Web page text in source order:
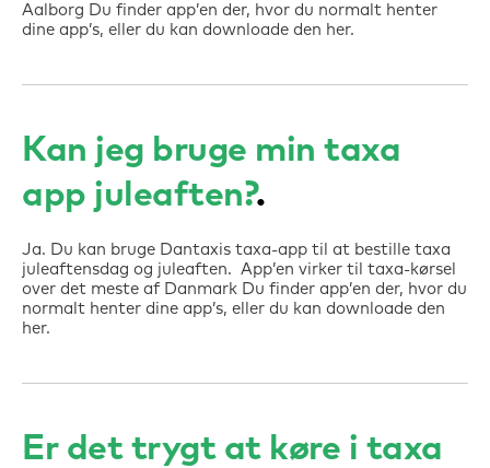
Aalborg Du finder app’en der, hvor du normalt henter
dine app’s, eller du kan downloade den her.
Kan jeg bruge min taxa
app juleaften?
Ja. Du kan bruge Dantaxis taxa-app til at bestille taxa
juleaftensdag og juleaften. App’en virker til taxa-kørsel
over det meste af Danmark Du finder app’en der, hvor du
normalt henter dine app’s, eller du kan downloade den
her.
Er det trygt at køre i taxa